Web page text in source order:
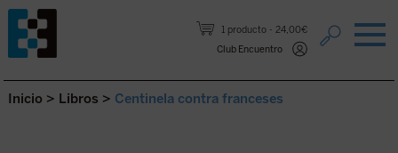
1 producto
24,00€
Club Encuentro
Saltar al contenido.
Inicio > Libros > Centinela contra franceses